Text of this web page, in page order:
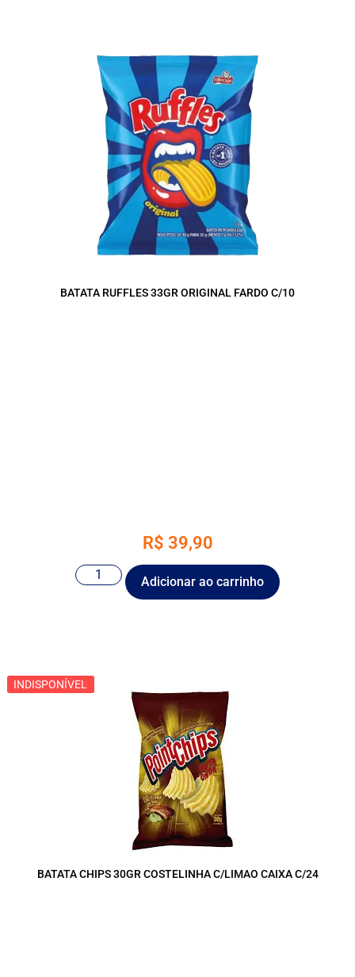
BATATA RUFFLES 33GR ORIGINAL FARDO C/10
R$ 39,90
Adicionar ao carrinho
INDISPONÍVEL
INDISPONÍVEL
BATATA CHIPS 30GR COSTELINHA C/LIMAO CAIXA C/24